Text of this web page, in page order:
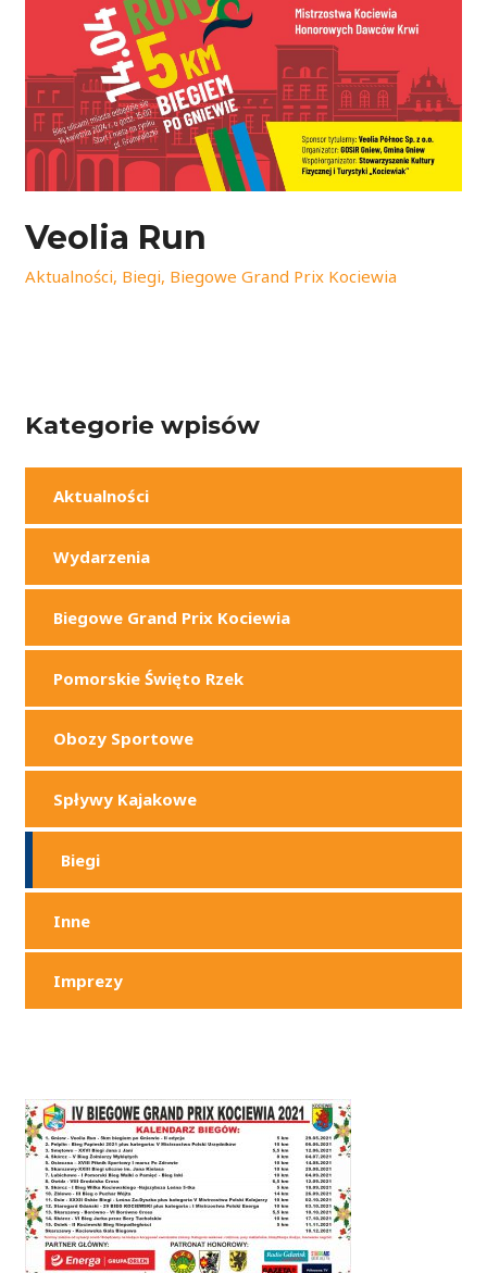
Veolia Run
Aktualności, Biegi, Biegowe Grand Prix Kociewia
Kategorie wpisów
Aktualności
Wydarzenia
Biegowe Grand Prix Kociewia
Pomorskie Święto Rzek
Obozy Sportowe
Spływy Kajakowe
Biegi
Inne
Imprezy